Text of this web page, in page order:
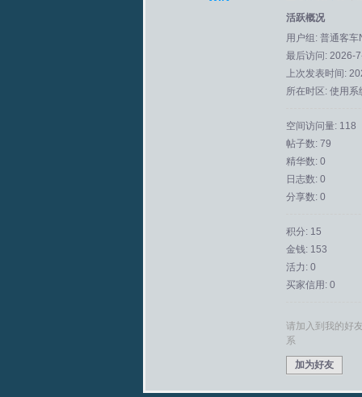
活跃概况
用户组: 普通客车
最后访问: 2026-
上次发表时间:
所在时区: 使用系
空间访问量: 118
帖子数: 79
精华数: 0
日志数: 0
分享数: 0
积分: 15
金钱: 153
活力: 0
买家信用: 0
请加入到我的好
系
加为好友